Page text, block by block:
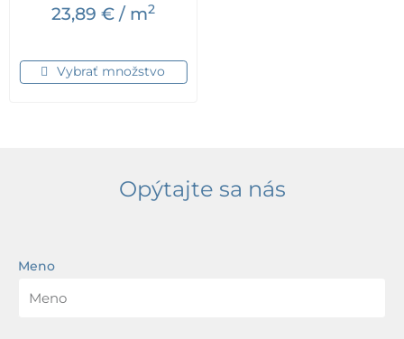
23,89 € / m2
Vybrať množstvo
Opýtajte sa nás
Meno